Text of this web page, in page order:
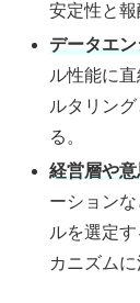
安定性と報
データエ
ル性能に
ルタリン
る。
経営層や
ーション
ルを選定
カニズム